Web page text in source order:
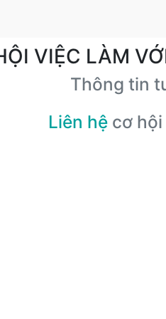
VIỆC LÀM
Thông tin
Liên hệ cơ